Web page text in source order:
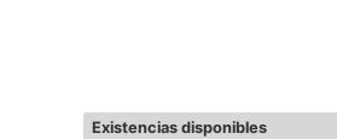
Existencias disponibles